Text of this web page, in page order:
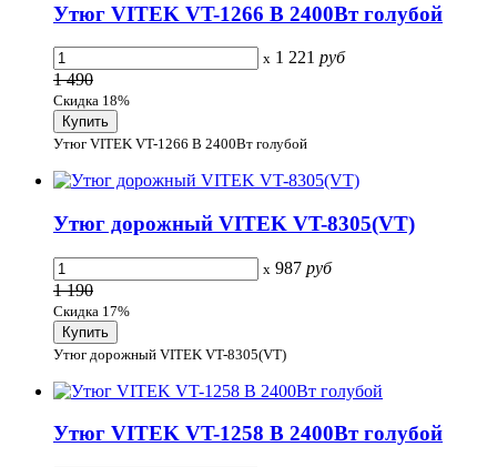
Утюг VITEK VT-1266 B 2400Вт голубой
x 1 221 руб
1 490
Скидка 18%
Утюг VITEK VT-1266 B 2400Вт голубой
Утюг дорожный VITEK VT-8305(VT)
x 987 руб
1 190
Скидка 17%
Утюг дорожный VITEK VT-8305(VT)
Утюг VITEK VT-1258 B 2400Вт голубой